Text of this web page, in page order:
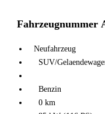
Fahrzeugnummer
Neufahrzeug
SUV/
Benzin
0 km